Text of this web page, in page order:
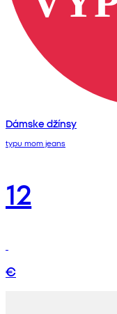
Dámske džínsy
typu mom jeans
12
€